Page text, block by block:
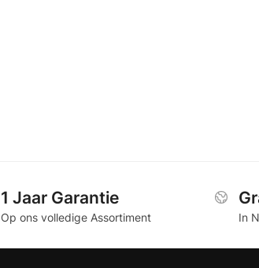
1 Jaar Garantie
Op ons volledige Assortiment In